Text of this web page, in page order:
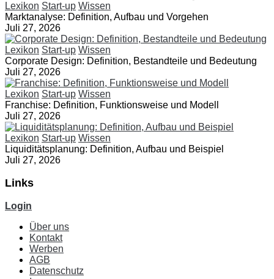
Lexikon Start-up Wissen
Marktanalyse: Definition, Aufbau und Vorgehen
Juli 27, 2026
Lexikon Start-up Wissen
Corporate Design: Definition, Bestandteile und Bedeutung
Juli 27, 2026
Lexikon Start-up Wissen
Franchise: Definition, Funktionsweise und Modell
Juli 27, 2026
Lexikon Start-up Wissen
Liquiditätsplanung: Definition, Aufbau und Beispiel
Juli 27, 2026
Links
Login
Über uns
Kontakt
Werben
AGB
Datenschutz